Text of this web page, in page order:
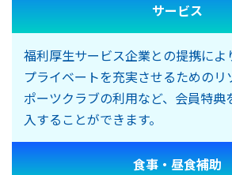
サービス
福利厚生サービス企業との提携によ
プライベートを充実させるためのリ
ポーツクラブの利用など、会員特典
入することができます。​
食事・昼食補助